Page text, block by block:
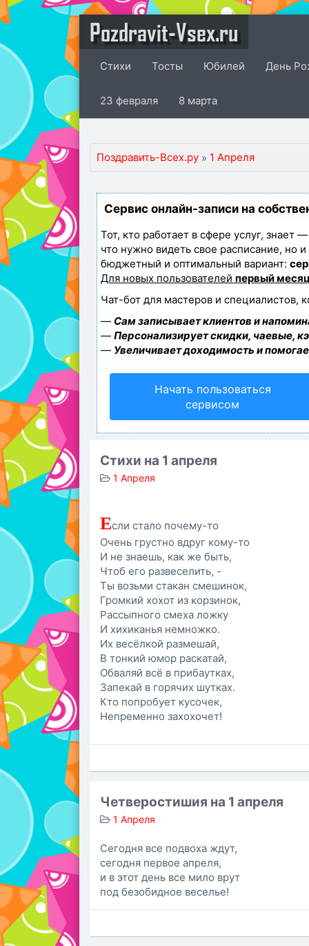
Pozdravit-Vsex.ru
Стихи Тосты Юбилей День
23 февраля 8 марта
Поздравить-Всех.ру » 1 Апреля
Сервис онлайн-записи на
Тот, кто работает в сфере услуг, знает
что нужно видеть свое расписание, но
бюджетный и оптимальный вариант:
Для новых пользователей первый
Чат-бот для мастеров и специалистов,
— Сам записывает клиентов и
— Персонализирует скидки, чаевые,
— Увеличивает доходимость и
Начать пользоваться
сервисом
Стихи на 1 апреля
1 Апреля
Если стало почему-то
Очень грустно вдруг кому-то
И не знаешь, как же быть,
Чтоб его развеселить, -
Ты возьми стакан смешинок,
Громкий хохот из корзинок,
Рассыпного смеха ложку
И хихиканья немножко.
Их весёлкой размешай,
В тонкий юмор раскатай,
Обваляй всё в прибаутках,
Запекай в горячих шутках.
Кто попробует кусочек,
Непременно захохочет!
Четверостишия на 1 апреля
1 Апреля
Сегодня все подвоха ждут,
сегодня первое апреля,
и в этот день все мило врут
под безобидное веселье!